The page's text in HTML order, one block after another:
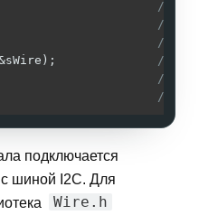
//
//
...
//
//
...
//
//
подключается
шиной I2C. Для
Wire.h